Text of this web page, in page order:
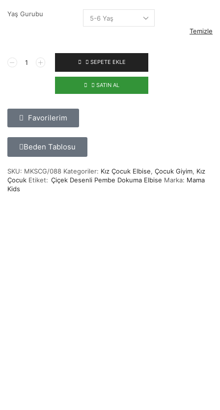
Yaş Gurubu
Temizle
SEPETE EKLE
SATIN AL
Favorilerim
Beden Tablosu
SKU: MKSCG/088 Kategoriler: Kız Çocuk Elbise, Çocuk Giyim, Kız
Çocuk Etiket: Çiçek Desenli Pembe Dokuma Elbise Marka: Mama
Kids